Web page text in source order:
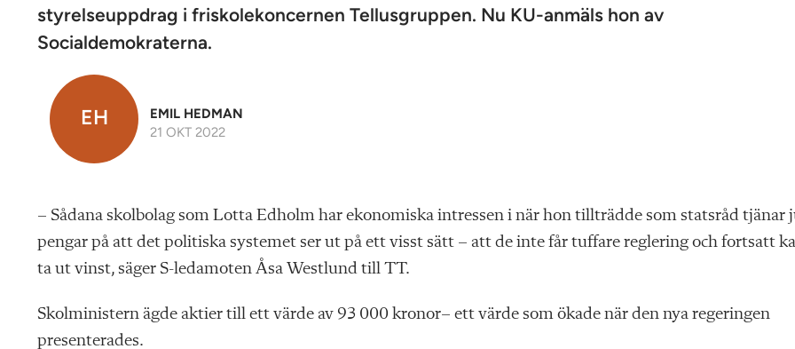
styrelseuppdrag i friskolekoncernen Tellusgruppen. Nu KU-anmäls hon av
Socialdemokraterna.
EH
EMIL HEDMAN
21 OKT 2022
– Sådana skolbolag som Lotta Edholm har ekonomiska intressen i när hon tillträdde som statsråd tjänar
pengar på att det politiska systemet ser ut på ett visst sätt – att de inte får tuffare reglering och fortsatt
ta ut vinst, säger S-ledamoten Åsa Westlund till TT.
Skolministern ägde aktier till ett värde av 93 000 kronor– ett värde som ökade när den nya regeringen
presenterades.